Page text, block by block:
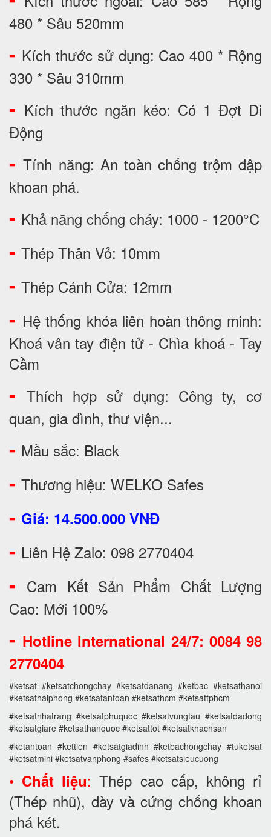
480 * Sâu 520mm
- Kích thước sử dụng: Cao 400 * Rộng
330 * Sâu 310mm
- Kích thước ngăn kéo: Có 1 Đợt Di
Động
-Tính năng: An toàn chống trộm đập
khoan phá.
- Khả năng chống cháy: 1000 - 1200°C
- Thép Thân Vỏ: 10mm
- Thép Cánh Cửa: 12mm
- Hệ thống khóa liên hoàn thông minh:
Khoá vân tay điện tử - Chìa khoá - Tay
Cầm
-Thích hợp sử dụng: Công ty, cơ
quan, gia đình, thư viện...
- Mầu sắc: Black
- Thương hiệu: WELKO Safes
- Giá: 14.500.000 VNĐ
- Liên Hệ Zalo: 098 2770404
- Cam Kết Sản Phẩm Chất Lượng
Cao: Mới 100%
- Hotline International 24/7: 0084 98
2770404
#ketsat #ketsatchongchay #ketsatdanang #ketbac #ketsathanoi
#ketsathaiphong #ketsatantoan #ketsathcm #ketsattphcm
#ketsatnhatrang #ketsatphuquoc #ketsatvungtau #ketsatdadong
#ketsatgiare #ketsathanquoc #ketsattot #ketsatkhachsan
#ketantoan #kettien #ketsatgiadinh #ketbachongchay #tuketsat
#ketsatmini #ketsatvanphong #safes #ketsatsieucuong
• Chất liệu: Thép cao cấp, không rỉ
(Thép nhũ), dày và cứng chống khoan
phá két.